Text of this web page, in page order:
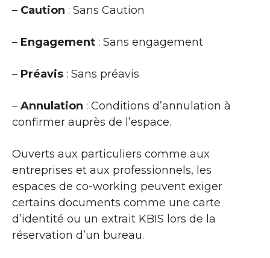
– Caution : Sans Caution
– Engagement : Sans engagement
– Préavis : Sans préavis
– Annulation : Conditions d’annulation à
confirmer auprès de l’espace.
Ouverts aux particuliers comme aux
entreprises et aux professionnels, les
espaces de co-working peuvent exiger
certains documents comme une carte
d’identité ou un extrait KBIS lors de la
réservation d’un bureau.